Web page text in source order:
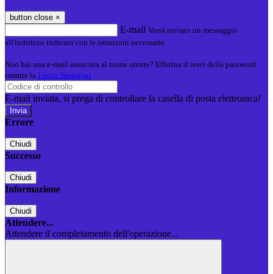
button close ×
E-mail Verrà inviato un messaggio
all'indirizzo indicato con le istruzioni necessarie.
Non hai una e-mail associata al nome utente? Effettua il reset della password
tramite la Login Spaggiari
E-mail inviata, si prega di controllare la casella di posta elettronica!
Errore
Chiudi
Successo
Chiudi
Informazione
Chiudi
Attendere...
Attendere il completamento dell'operazione...